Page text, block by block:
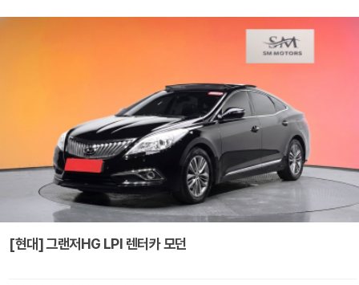
[현대] 그랜저HG LPI 렌터카 모던